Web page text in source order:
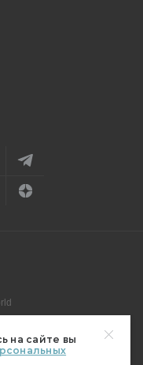
на сайте вы
мнением редакции.